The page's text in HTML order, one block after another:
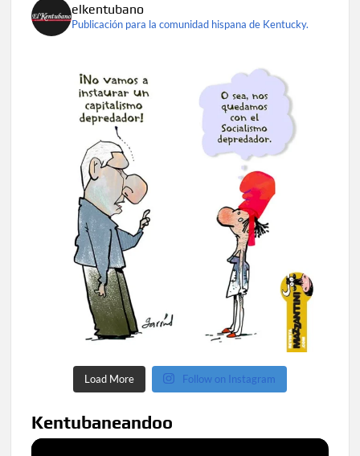
elkentubano
Publicación para la comunidad hispana de Kentucky.
Load More Follow on Instagram
Kentubaneandoo